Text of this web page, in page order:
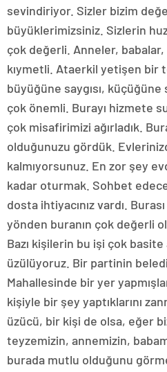
sevindiriyor. Sizler bizim
büyüklerimizsiniz. Sizlerin
çok değerli. Anneler,
kıymetli. Ataerkil yetişen bir
büyüğüne saygısı,
çok önemli. Burayı hizmete
çok misafirimizi ağırladık.
olduğunuzu gördük.
kalmıyorsunuz. En zor şey
kadar oturmak. Sohbet
dosta ihtiyacınız vardı.
yönden buranın çok değerli
Bazı kişilerin bu işi çok basite
üzülüyoruz. Bir partinin
Mahallesinde bir yer
kişiyle bir şey yaptıklarını
üzücü, bir kişi de olsa, eğer
teyzemizin, annemizin,
burada mutlu olduğunu